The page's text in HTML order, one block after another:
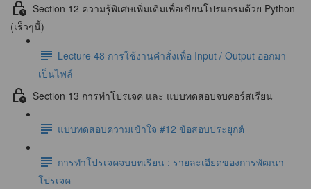
Section 12 ความรู้พิเศษเพิ่มเติมเพื่อเขียนโปรแกรมด้วย Python
(เร็วๆนี้)
Lecture 48 การใช้งานคำสั่งเพื่อ Input / Output ออกมา
เป็นไฟล์
Section 13 การทำโปรเจค และ แบบทดสอบจบคอร์สเรียน
แบบทดสอบความเข้าใจ #12 ข้อสอบประยุกต์
การทำโปรเจคจบบทเรียน : รายละเอียดของการพัฒนา
โปรเจค